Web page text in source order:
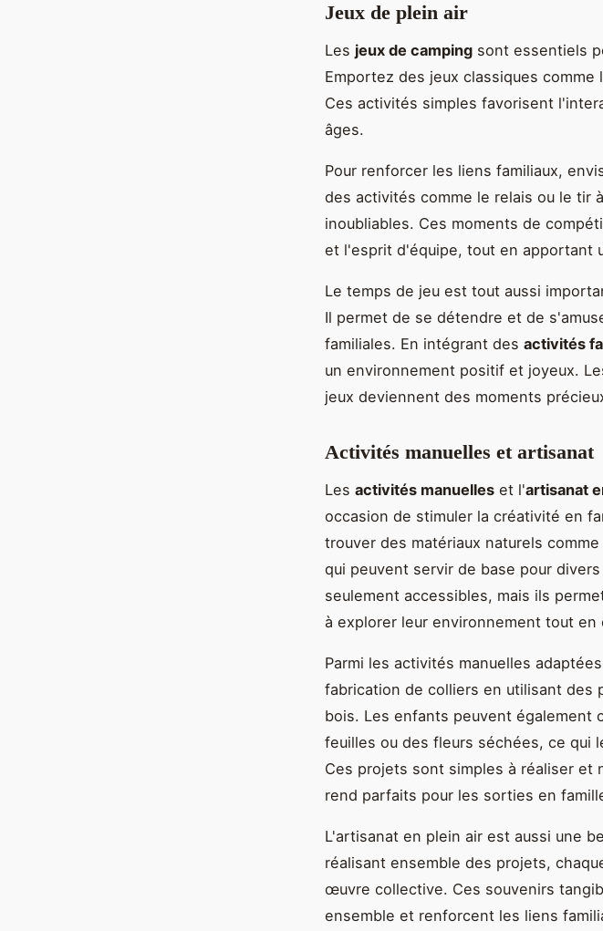
Jeux de plein air
Les jeux de camping sont essentiels
Emportez des jeux classiques
Ces activités simples favorisent
âges.
Pour renforcer les liens familiaux,
des activités comme le relais ou le tir
inoubliables. Ces moments de
et l'esprit d'équipe, tout en apportant
Le temps de jeu est tout aussi
Il permet de se détendre et de
familiales. En intégrant des activités
un environnement positif et joyeux.
jeux deviennent des moments
Activités manuelles et artisanat
Les activités manuelles et l'artisanat
occasion de stimuler la créativité en
trouver des matériaux naturels
qui peuvent servir de base pour
seulement accessibles, mais ils
à explorer leur environnement tout en
Parmi les activités manuelles
fabrication de colliers en utilisant des
bois. Les enfants peuvent
feuilles ou des fleurs séchées, ce qui
Ces projets sont simples à réaliser et
rend parfaits pour les sorties en
L'artisanat en plein air est aussi une
réalisant ensemble des projets,
œuvre collective. Ces souvenirs
ensemble et renforcent les liens